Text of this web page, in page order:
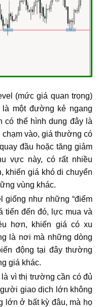
(mức giá quan trọng)
một đường kẻ ngang
thể hình dung đây là
vào, giá thường có
đầu hoặc tăng giảm
vực này, có rất nhiều
khiến giá khó di chuyển
vùng khác.
giống như những “điểm
tiến đến đó, lực mua và
hơn, khiến giá có xu
là nơi mà những dòng
động tại đây thường
giá khác.
vì thị trường cần có đủ
giao dịch lớn không
lớn ở bất kỳ đâu, mà họ